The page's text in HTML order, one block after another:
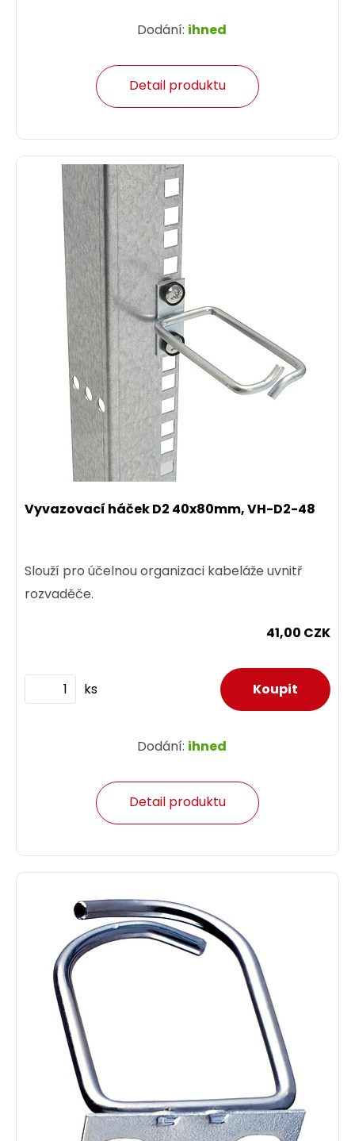
Dodání: ihned
Detail produktu
Vyvazovací háček D2 40x80mm, VH-D2-48
Slouží pro účelnou organizaci kabeláže uvnitř
rozvaděče.
41,00 CZK
ks
Dodání: ihned
Detail produktu